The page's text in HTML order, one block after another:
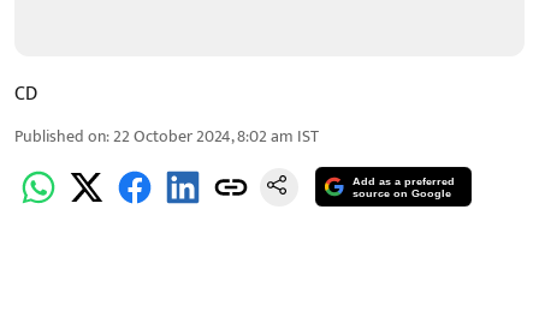
CD
Published on:22 October 2024, 8:02 am IST
Add as a preferred
source on Google